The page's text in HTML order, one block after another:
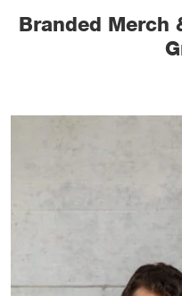
Branded Merch